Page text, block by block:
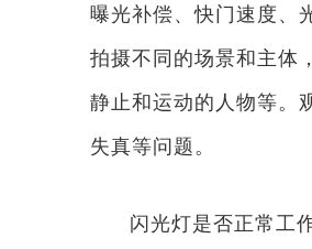
曝光补偿、快门速度、
拍摄不同的场景和主体
静止和运动的人物等。
失真等问题。
闪光灯是否正常工